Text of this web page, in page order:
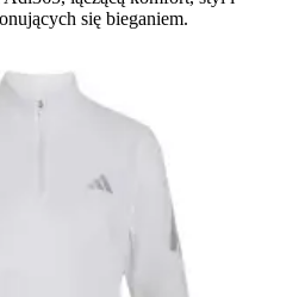
się bieganiem.